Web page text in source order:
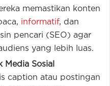
memastikan konten
informatif, dan
pencari (SEO) agar
yang lebih luas.
Media Sosial
caption atau postingan